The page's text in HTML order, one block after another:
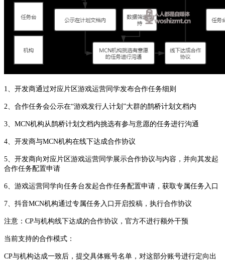
1、开发商通过对应片区游戏运营同学发布合作任务细则
2、合作任务会公示在“游戏发行人计划”大群的鹊桥计划文档内
3、MCN机构从鹊桥计划文档内挑选有参与意愿的任务进行沟通
4、开发商与MCN机构在线下达成合作协议
5、开发商向对应片区游戏运营同学展示合作协议与内容，并向其发起
合作任务配置申请
6、游戏运营同学向任务台发起合作任务配置申请，获取专属任务入口
7、 抖音MCN机构通过专属任务入口开启投稿，执行合作协议
注意：CP与机构线下达成的合作协议，官方不进行额外干预
当前支持的合作模式：
CP与机构达成一致后，提交具体账号名单，对这部分账号进行定向出